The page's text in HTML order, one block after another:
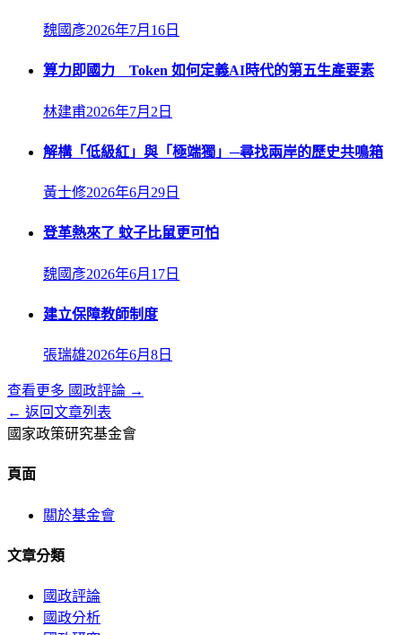
魏國彥2026年7月16日
算力即國力 Token 如何定義AI時代的第五生產要素
林建甫2026年7月2日
解構「低級紅」與「極端獨」─尋找兩岸的歷史共鳴箱
黃士修2026年6月29日
登革熱來了 蚊子比鼠更可怕
魏國彥2026年6月17日
建立保障教師制度
張瑞雄2026年6月8日
查看更多 國政評論 →
← 返回文章列表
國家政策研究基金會
頁面
關於基金會
文章分類
國政評論
國政分析